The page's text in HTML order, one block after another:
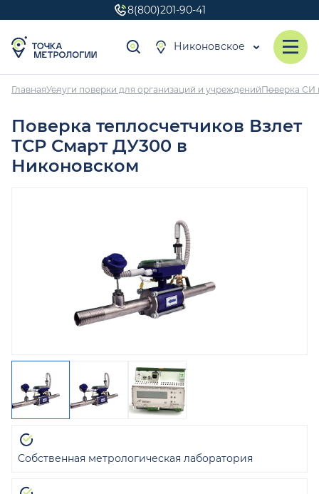
8(800)201-90-41
Никоновское
ГлавнаяУслуги поверки для организаций и учрежденийПоверка СИ
Поверка теплосчетчиков Взлет
ТСР Смарт ДУ300 в
Никоновском
Собственная метрологическая лаборатория